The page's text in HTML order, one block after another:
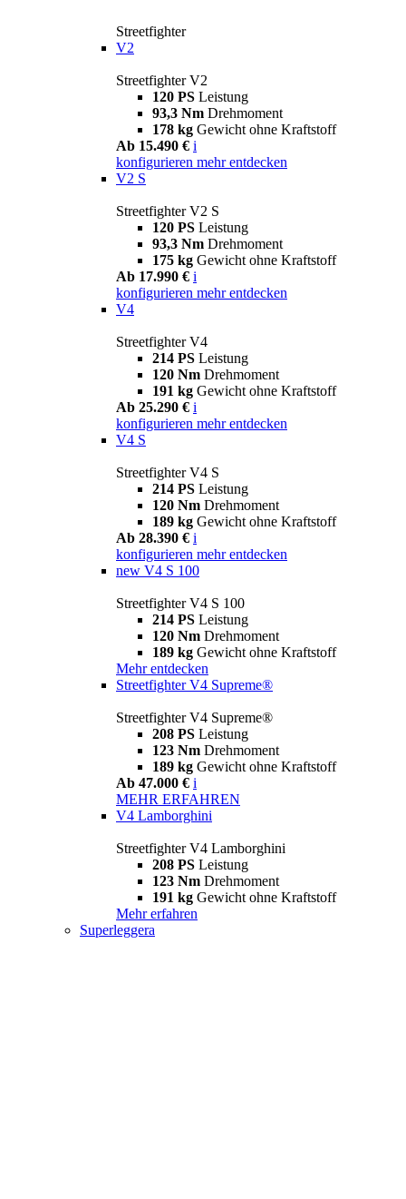
Streetfighter
V2
Streetfighter V2
120 PS Leistung
93,3 Nm Drehmoment
178 kg Gewicht ohne Kraftstoff
Ab 15.490 € i
konfigurieren mehr entdecken
V2 S
Streetfighter V2 S
120 PS Leistung
93,3 Nm Drehmoment
175 kg Gewicht ohne Kraftstoff
Ab 17.990 € i
konfigurieren mehr entdecken
V4
Streetfighter V4
214 PS Leistung
120 Nm Drehmoment
191 kg Gewicht ohne Kraftstoff
Ab 25.290 € i
konfigurieren mehr entdecken
V4 S
Streetfighter V4 S
214 PS Leistung
120 Nm Drehmoment
189 kg Gewicht ohne Kraftstoff
Ab 28.390 € i
konfigurieren mehr entdecken
new V4 S 100
Streetfighter V4 S 100
214 PS Leistung
120 Nm Drehmoment
189 kg Gewicht ohne Kraftstoff
Mehr entdecken
Streetfighter V4 Supreme®
Streetfighter V4 Supreme®
208 PS Leistung
123 Nm Drehmoment
189 kg Gewicht ohne Kraftstoff
Ab 47.000 € i
MEHR ERFAHREN
V4 Lamborghini
Streetfighter V4 Lamborghini
208 PS Leistung
123 Nm Drehmoment
191 kg Gewicht ohne Kraftstoff
Mehr erfahren
Superleggera